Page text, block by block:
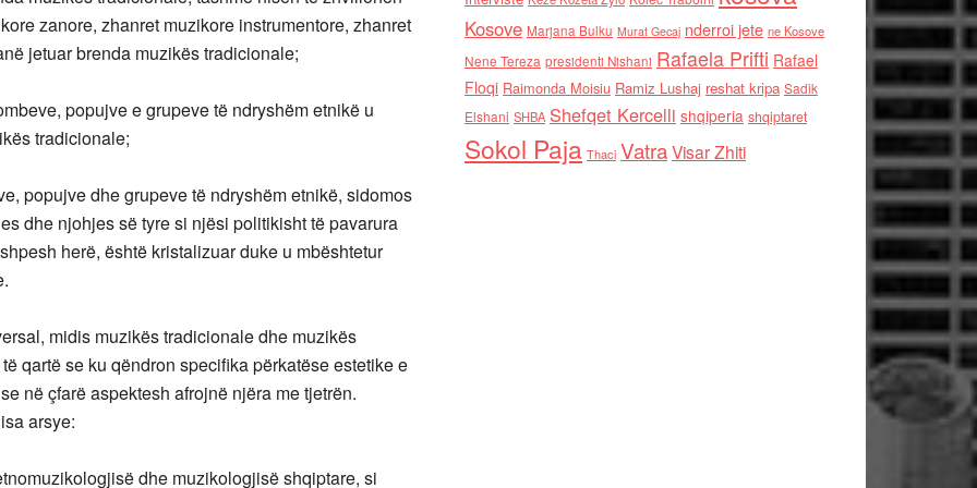
zanore, zhanret muzikore instrumentore, zhanret
jetuar brenda muzikës tradicionale;
popujve e grupeve të ndryshëm etnikë u
tradicionale;
popujve dhe grupeve të ndryshëm etnikë, sidomos
dhe njohjes së tyre si njësi politikisht të pavarura
herë, është kristalizuar duke u mbështetur
midis muzikës tradicionale dhe muzikës
qartë se ku qëndron specifika përkatëse estetike e
në çfarë aspektesh afrojnë njëra me tjetrën.
arsye:
dhe muzikologjisë shqiptare, si
Kosove Marjana Bulku Murat Gecaj nderroi jete ne Kosove
Nene Tereza presidenti Nishani Rafaela Prifti Rafael
Floqi Raimonda Moisiu Ramiz Lushaj reshat kripa Sadik
Elshani SHBA Shefqet Kercelli shqiperia shqiptaret
Sokol Paja Thaci VatraVisar Zhiti